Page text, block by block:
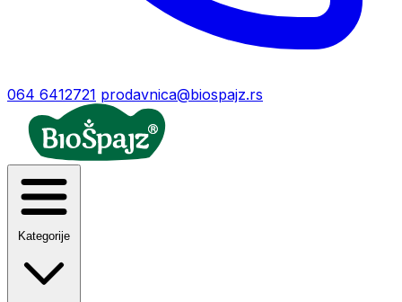
064 6412721 prodavnica@biospajz.rs
Kategorije